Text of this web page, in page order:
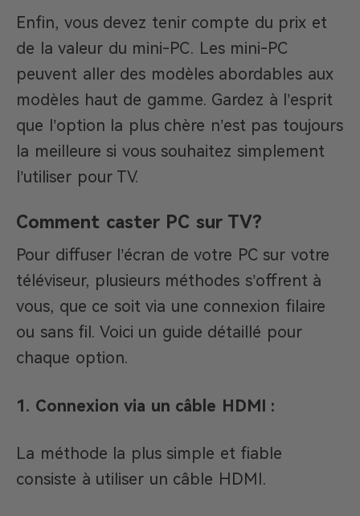
Enfin, vous devez tenir compte du prix et
de la valeur du mini-PC. Les mini-PC
peuvent aller des modèles abordables aux
modèles haut de gamme. Gardez à l’esprit
que l’option la plus chère n’est pas toujours
la meilleure si vous souhaitez simplement
l’utiliser pour TV.
Comment caster PC sur TV?
​Pour diffuser l’écran de votre PC sur votre
téléviseur, plusieurs méthodes s’offrent à
vous, que ce soit via une connexion filaire
ou sans fil. Voici un guide détaillé pour
chaque option.
1. Connexion via un câble HDMI :
La méthode la plus simple et fiable
consiste à utiliser un câble HDMI.​